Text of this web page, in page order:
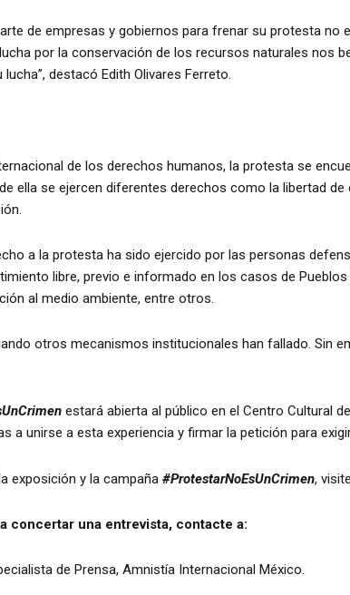
de empresas y gobiernos para frenar su protesta
por la conservación de los recursos naturales nos
destacó Edith Olivares Ferreto.
de los derechos humanos, la protesta se
ella se ejercen diferentes derechos como la libertad
a la protesta ha sido ejercido por las personas
libre, previo e informado en los casos de
al medio ambiente, entre otros.
otros mecanismos institucionales han fallado. Sin
estará abierta al público en el Centro Cultural
a unirse a esta experiencia y firmar la petición para
exposición y la campaña #ProtestarNoEsUnCrimen, visite
concertar una entrevista, contacte a:
de Prensa, Amnistía Internacional México.